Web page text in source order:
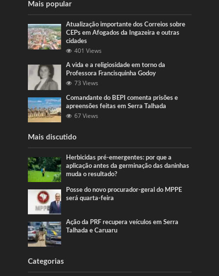
Mais popular
Atualização importante dos Correios sobre
CEPs em Afogados da Ingazeira e outras
cidades
401 Views
A vida e a religiosidade em torno da
Professora Francisquinha Godoy
73 Views
Comandante do BEPI comenta prisões e
apreensões feitas em Serra Talhada
67 Views
Mais discutido
Herbicidas pré-emergentes: por que a
aplicação antes da germinação das daninhas
muda o resultado?
Posse do novo procurador-geral do MPPE
será quarta-feira
Ação da PRF recupera veículos em Serra
Talhada e Caruaru
Categorias